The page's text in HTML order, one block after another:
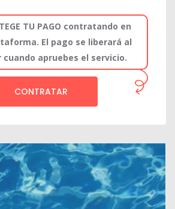
TU PAGO contratando en
El pago se liberará al
apruebes el servicio.
CONTRATAR